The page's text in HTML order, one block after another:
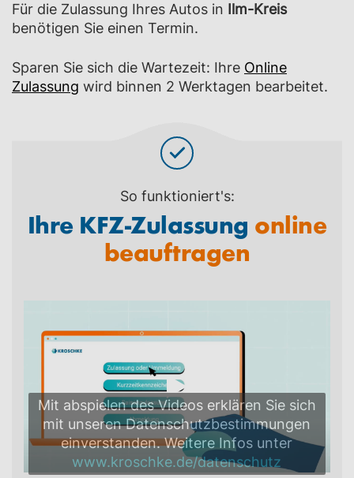
Für die Zulassung Ihres Autos in Ilm-Kreis
benötigen Sie einen Termin.
Sparen Sie sich die Wartezeit: Ihre Online
Zulassung wird binnen 2 Werktagen bearbeitet.
So funktioniert's:
Ihre KFZ-Zulassung online
beauftragen
Mit abspielen des Videos erklären Sie sich
mit unseren Datenschutzbestimmungen
einverstanden. Weitere Infos unter
www.kroschke.de/datenschutz